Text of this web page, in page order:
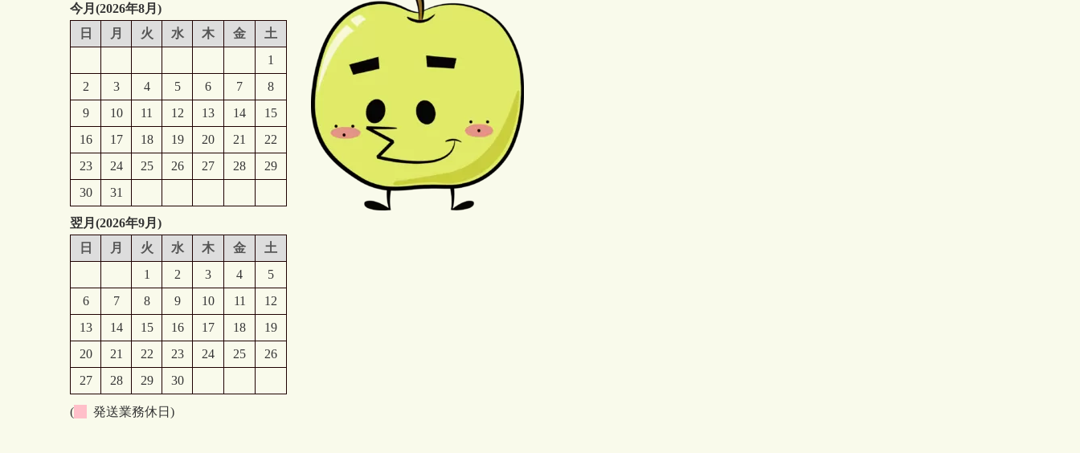
今月(2026年8月)
日
月 火 水 木 金
土
1
2
3 4 5 6 7
8
9
10 11 12 13 14
15
16
17 18 19 20 21
22
23
24 25 26 27 28
29
30
31
翌月(2026年9月)
日
月 火 水 木 金
土
1
2 3 4
5
6
7 8 9 10 11
12
13
14 15 16 17 18
19
20
21 22 23 24 25
26
27
28 29 30
( 発送業務休日)